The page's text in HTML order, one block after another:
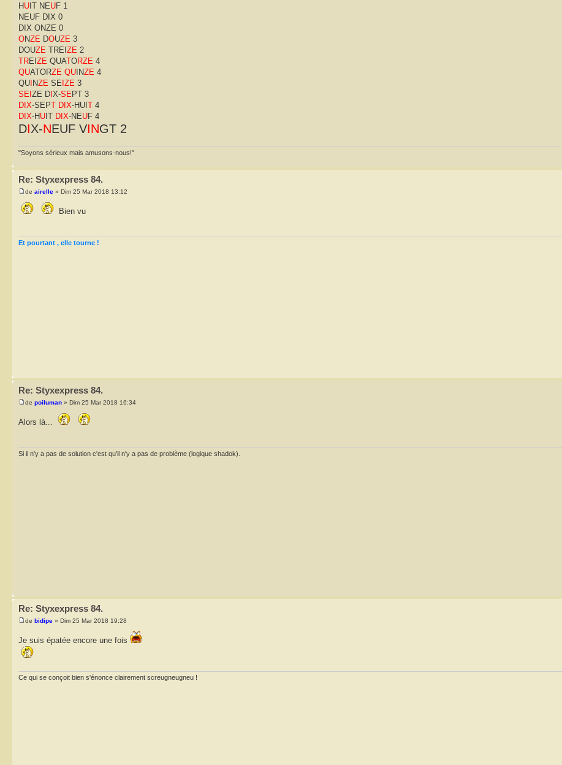
HUIT NEUF 1
NEUF DIX 0
DIX ONZE 0
ONZE DOUZE 3
DOUZE TREIZE 2
TREIZE QUATORZE 4
QUATORZE QUINZE 4
QUINZE SEIZE 3
SEIZE DIX-SEPT 3
DIX-SEPT DIX-HUIT 4
DIX-HUIT DIX-NEUF 4
DIX-NEUF VINGT 2
"Soyons sérieux mais amusons-nous!"
Re: Styxexpress 84.
de airelle » Dim 25 Mar 2018 13:12
Bien vu
Et pourtant , elle tourne !
Re: Styxexpress 84.
de poiluman » Dim 25 Mar 2018 16:34
Alors là...
Si il n'y a pas de solution c'est qu'il n'y a pas de problème (logique shadok).
Re: Styxexpress 84.
de bidipe » Dim 25 Mar 2018 19:28
Je suis épatée encore une fois
Ce qui se conçoit bien s'énonce clairement screugneugneu !